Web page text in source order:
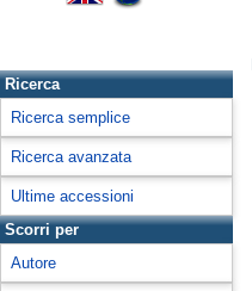
Ricerca
Ricerca semplice
Ricerca avanzata
Ultime accessioni
Scorri per
Autore